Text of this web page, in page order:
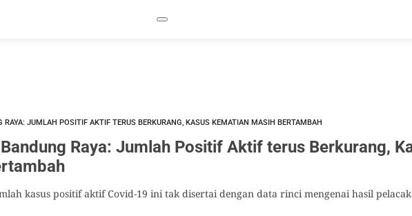
RAYA: JUMLAH POSITIF AKTIF TERUS BERKURANG, KASUS KEMATIAN MASIH BERTAMBAH
Raya: Jumlah Positif Aktif terus Berkurang,
kasus positif aktif Covid-19 ini tak disertai dengan data rinci mengenai hasil